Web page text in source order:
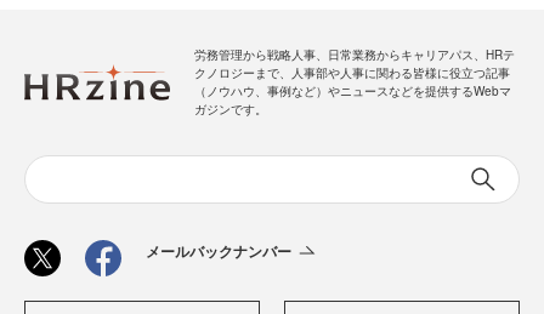
労務管理から戦略人事、日常業務からキャリアパス、HRテ
クノロジーまで、人事部や人事に関わる皆様に役立つ記事
（ノウハウ、事例など）やニュースなどを提供するWebマ
ガジンです。
メールバックナンバー